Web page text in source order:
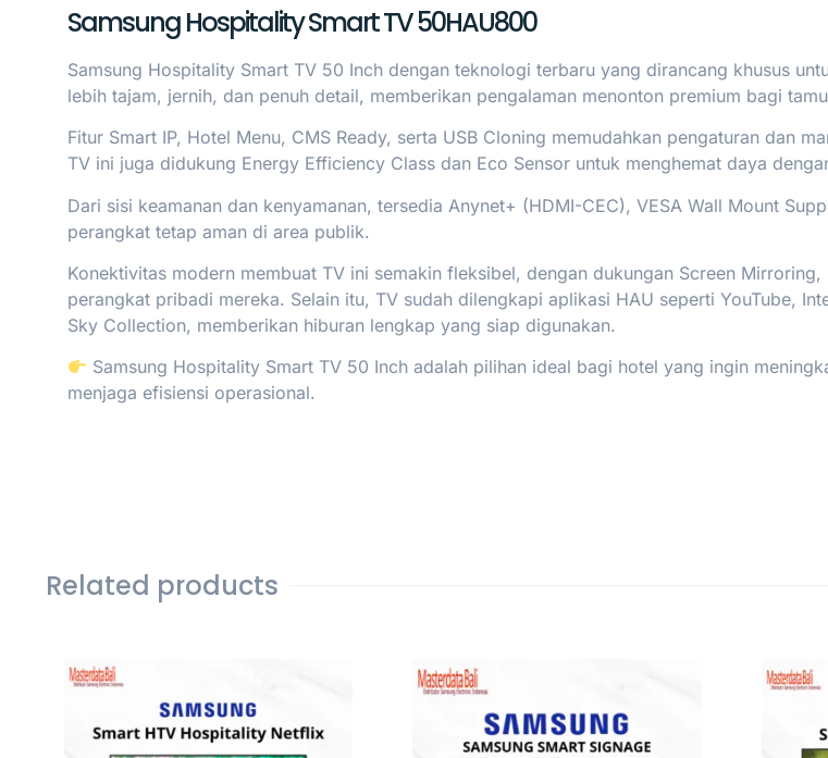
Samsung Hospitality Smart TV 50HAU800
Samsung Hospitality Smart TV 50 Inch dengan teknologi terbaru yang dirancang khusus
lebih tajam, jernih, dan penuh detail, memberikan pengalaman menonton premium bagi
Fitur Smart IP, Hotel Menu, CMS Ready, serta USB Cloning memudahkan pengaturan dan
TV ini juga didukung Energy Efficiency Class dan Eco Sensor untuk menghemat daya
Dari sisi keamanan dan kenyamanan, tersedia Anynet+ (HDMI-CEC), VESA Wall Mount
perangkat tetap aman di area publik.
Konektivitas modern membuat TV ini semakin fleksibel, dengan dukungan Screen
perangkat pribadi mereka. Selain itu, TV sudah dilengkapi aplikasi HAU seperti YouTube,
Sky Collection, memberikan hiburan lengkap yang siap digunakan.
Samsung Hospitality Smart TV 50 Inch adalah pilihan ideal bagi hotel yang ingin
menjaga efisiensi operasional.
Related products